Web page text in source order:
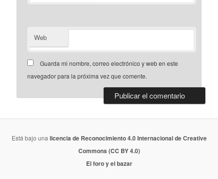
Web
Guarda mi nombre, correo electrónico y web en este
navegador para la próxima vez que comente.
Está bajo una licencia de Reconocimiento 4.0 Internacional de Creative
Commons (CC BY 4.0)
El foro y el bazar